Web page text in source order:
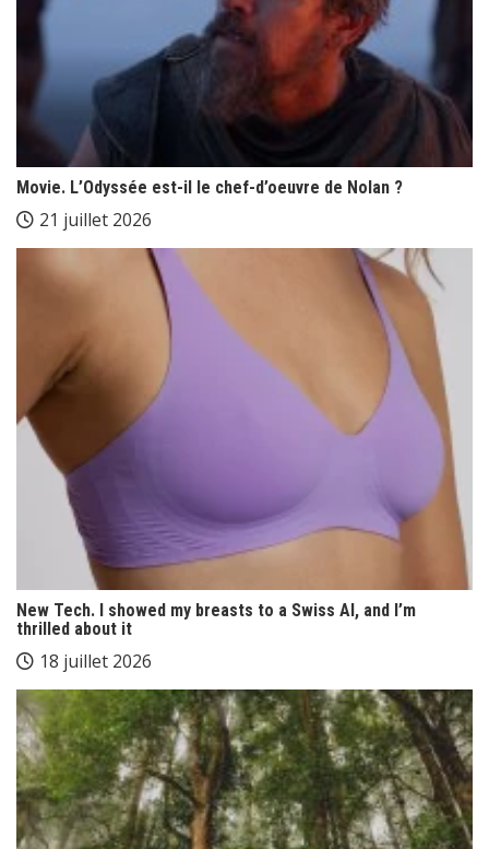
Movie. L’Odyssée est-il le chef-d’oeuvre de Nolan ?
21 juillet 2026
New Tech. I showed my breasts to a Swiss AI, and I’m
thrilled about it
18 juillet 2026